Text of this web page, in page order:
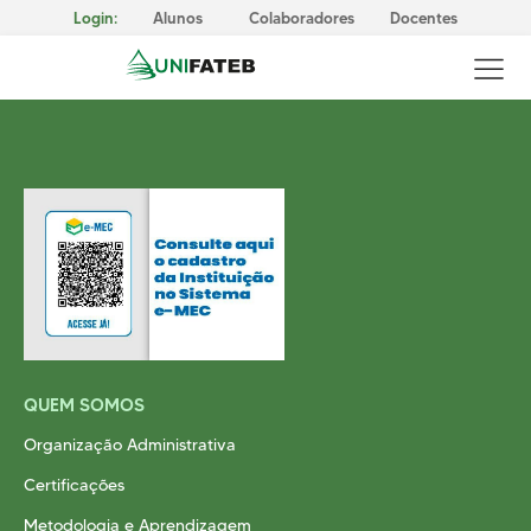
Login: Alunos Colaboradores Docentes
GOVERNANÇA CORPORATIVA
Reitoria
Comissão Própria de Avaliação (CPA)
Conselho Superior da UNIFATEB (Consup)
MISSÃO, VISÃO E VALORES
CERTIFICAÇÕES
Responsabilidade Social
Cursos Presenciais
QUEM SOMOS
Organização Administrativa
Certificações
Metodologia e Aprendizagem